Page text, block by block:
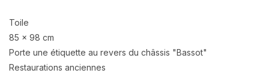
Toile
85 x 98 cm
Porte une étiquette au revers du châssis "Bassot"
Restaurations anciennes